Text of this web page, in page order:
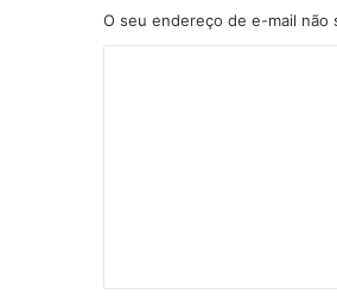
O seu endereço de e-mail não